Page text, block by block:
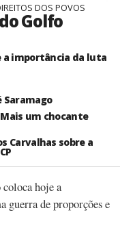
DOS POVOS
Golfo
a importância da luta
Saramago
um chocante
Carvalhas sobre a
hoje a
guerra de proporções e